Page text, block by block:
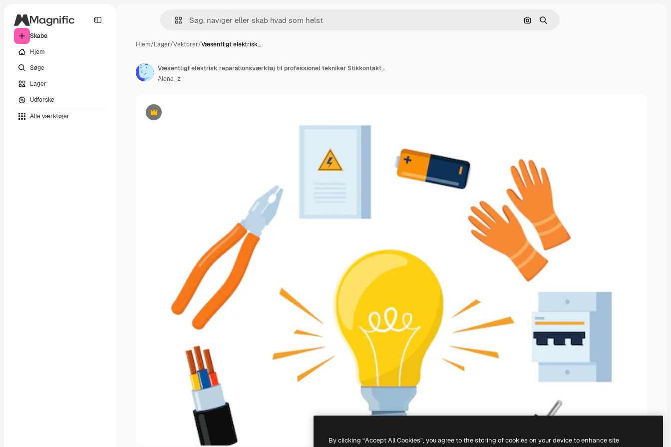
Skabe
Hjem
Søge
Lager
Udforske
Alle værktøjer
Søg efter billede
Søge
Hjem/Lager/Vektorer/Væsentligt elektrisk…
Præmie
Væsentligt elektrisk reparationsværktøj til professionel tekniker Stikkontakt vedligeholdelsesservice Elektriker
Alena_z
By clicking “Accept All Cookies”, you agree to the storing of cookies on your device to enhance site